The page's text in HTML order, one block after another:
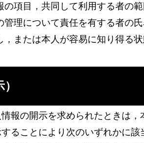
の項目，共同して利用する者の
管理について責任を有する者の
，または本人が容易に知り得る
報の開示を求められたときは，
ることにより次のいずれかに該